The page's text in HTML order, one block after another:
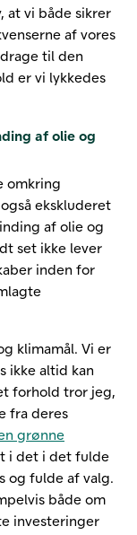
vi både sikrer
af vores
til den
er vi lykkedes
af olie og
omkring
ekskluderet
af olie og
set ikke lever
inden for
klimamål. Vi er
ikke altid kan
forhold tror jeg,
fra deres
grønne
i det i det fulde
og fulde af valg.
både om
investeringer